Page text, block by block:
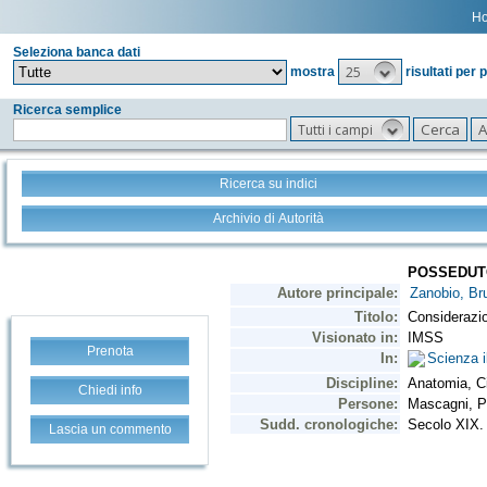
Seleziona banca dati
mostra
25 risultati per
Ricerca semplice
Tutti i campi
Ricerca su indici
Archivio di Autorità
Prenota
Chiedi info
Lascia un commento